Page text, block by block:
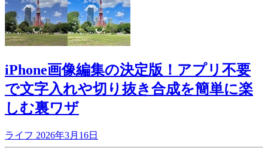
iPhone画像編集の決定版！アプリ不要
で文字入れや切り抜き合成を簡単に楽
しむ裏ワザ
ライフ 2026年3月16日